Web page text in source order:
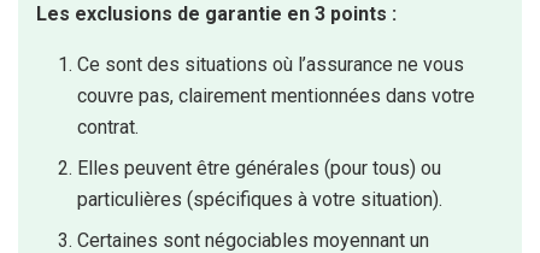
Les exclusions de garantie en 3 points :
Ce sont des situations où l’assurance ne vous
couvre pas, clairement mentionnées dans votre
contrat.
Elles peuvent être générales (pour tous) ou
particulières (spécifiques à votre situation).
Certaines sont négociables moyennant un